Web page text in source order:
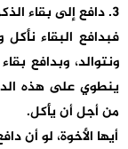
3. دافع إلى بقاء الذكر.
فبدافع البقاء
ونتوالد، وبدافع
ينطوي على هذه
من أجل أن يأكل.
أيها الأخوة، لو أن